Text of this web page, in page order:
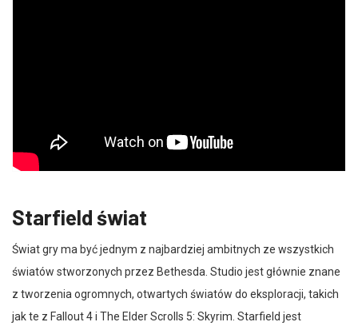
Starfield świat
Świat gry ma być jednym z najbardziej ambitnych ze wszystkich
światów stworzonych przez Bethesda. Studio jest głównie znane
z tworzenia ogromnych, otwartych światów do eksploracji, takich
jak te z Fallout 4 i The Elder Scrolls 5: Skyrim. Starfield jest